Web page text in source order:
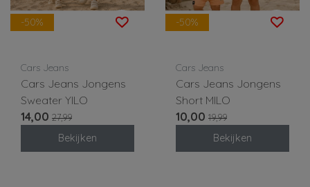
-50%
Cars Jeans
Cars Jeans Jongens
Sweater YILO
14,00 27,99
Bekijken
-50%
Cars Jeans
Cars Jeans Jongens
Short MILO
10,00 19,99
Bekijken